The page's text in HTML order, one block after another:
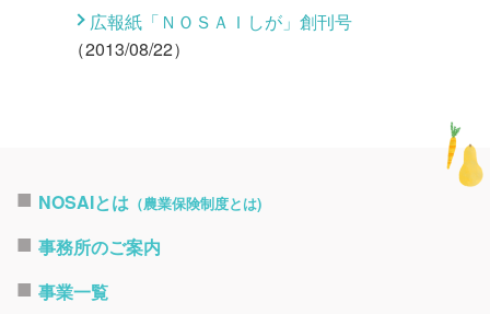
広報紙「ＮＯＳＡＩしが」創刊号
（2013/08/22）
NOSAIとは （農業保険制度とは)
事務所のご案内
事業一覧